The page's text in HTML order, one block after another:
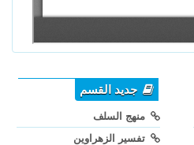
جديد القسم
منهج السلف
تفسير الزهراوين